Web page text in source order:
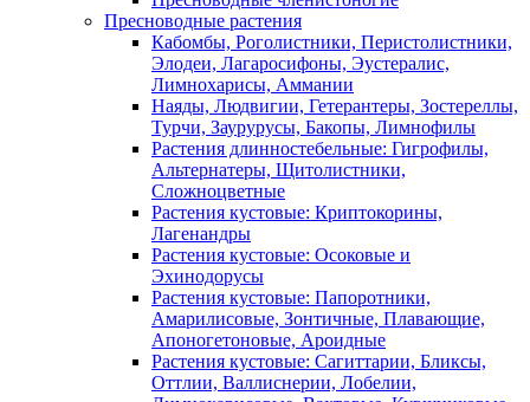
Пресноводные растения
Кабомбы, Роголистники, Перистолистники,
Элодеи, Лагаросифоны, Эустералис,
Лимнохарисы, Аммании
Наяды, Людвигии, Гетерантеры, Зостереллы,
Турчи, Заурурусы, Бакопы, Лимнофилы
Растения длинностебельные: Гигрофилы,
Альтернатеры, Щитолистники,
Сложноцветные
Растения кустовые: Криптокорины,
Лагенандры
Растения кустовые: Осоковые и
Эхинодорусы
Растения кустовые: Папоротники,
Амарилисовые, Зонтичные, Плавающие,
Апоногетоновые, Ароидные
Растения кустовые: Сагиттарии, Бликсы,
Оттлии, Валлиснерии, Лобелии,